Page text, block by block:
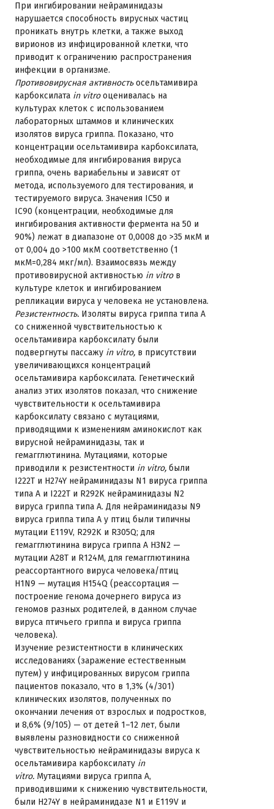
При ингибировании нейраминидазы
нарушается способность вирусных частиц
проникать внутрь клетки, а также выход
вирионов из инфицированной клетки, что
приводит к ограничению распространения
инфекции в организме.
Противовирусная активностьосельтамивира
карбоксилата in vitroоценивалась на
культурах клеток с использованием
лабораторных штаммов и клинических
изолятов вируса гриппа. Показано, что
концентрации осельтамивира карбоксилата,
необходимые для ингибирования вируса
гриппа, очень вариабельны и зависят от
метода, используемого для тестирования, и
тестируемого вируса. Значения IC50 и
IC90 (концентрации, необходимые для
ингибирования активности фермента на 50 и
90%) лежат в диапазоне от 0,0008 до >35 мкМ и
от 0,004 до >100 мкМ соответственно (1
мкМ=0,284 мкг/мл). Взаимосвязь между
противовирусной активностью in vitroв
культуре клеток и ингибированием
репликации вируса у человека не установлена.
Резистентность. Изоляты вируса гриппа типа А
со сниженной чувствительностью к
осельтамивира карбоксилату были
подвергнуты пассажу in vitro, в присутствии
увеличивающихся концентраций
осельтамивира карбоксилата. Генетический
анализ этих изолятов показал, что снижение
чувствительности к осельтамивира
карбоксилату связано с мутациями,
приводящими к изменениям аминокислот как
вирусной нейраминидазы, так и
гемагглютинина. Мутациями, которые
приводили к резистентности in vitro, были
I222T и H274Y нейраминидазы N1 вируса гриппа
типа А и I222T и R292K нейраминидазы N2
вируса гриппа типа А. Для нейраминидазы N9
вируса гриппа типа А у птиц были типичны
мутации E119V, R292K и R305Q; для
гемагглютинина вируса гриппа А H3N2 —
мутации А28Т и R124М, для гемагглютинина
реассортантного вируса человека/птиц
H1N9 — мутация Н154Q (реассортация —
построение генома дочернего вируса из
геномов разных родителей, в данном случае
вируса птичьего гриппа и вируса гриппа
человека).
Изучение резистентности в клинических
исследованиях (заражение естественным
путем) у инфицированных вирусом гриппа
пациентов показало, что в 1,3% (4/301)
клинических изолятов, полученных по
окончании лечения от взрослых и подростков,
и 8,6% (9/105) — от детей 1–12 лет, были
выявлены разновидности со сниженной
чувствительностью нейраминидазы вируса к
осельтамивира карбоксилату in
vitro. Мутациями вируса гриппа А,
приводившими к снижению чувствительности,
были H274Y в нейраминидазе N1 и E119V и